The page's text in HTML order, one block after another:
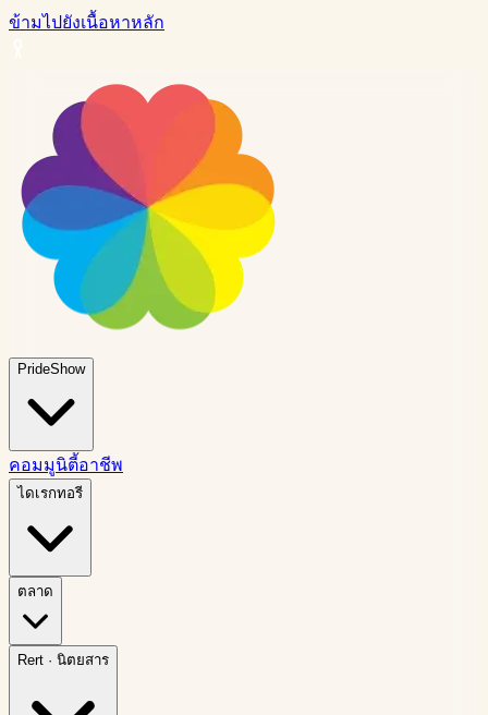
ข้ามไปยังเนื้อหาหลัก
PrideShow
คอมมูนิตี้อาชีพ
ไดเรกทอรี
ตลาด
Rert · นิตยสาร